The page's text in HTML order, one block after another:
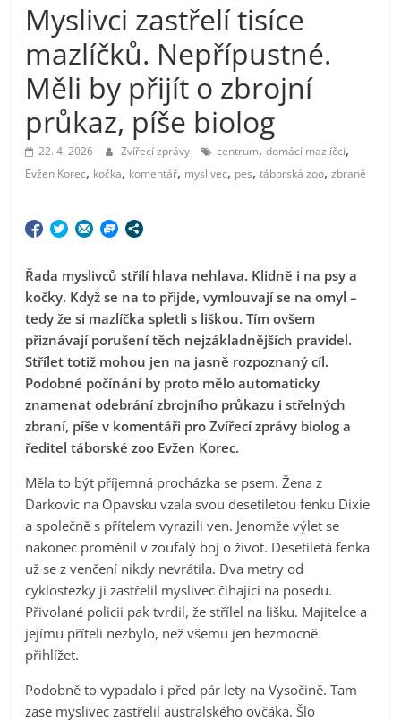
Myslivci zastřelí tisíce
mazlíčků. Nepřípustné.
Měli by přijít o zbrojní
průkaz, píše biolog
22. 4. 2026 Zvířecí zprávy centrum,domácí mazlíčci,
Evžen Korec, kočka, komentář, myslivec, pes,táborská zoo,zbraně
Řada myslivců střílí hlava nehlava. Klidně i na psy a
kočky. Když se na to přijde, vymlouvají se na omyl –
tedy že si mazlíčka spletli s liškou. Tím ovšem
přiznávají porušení těch nejzákladnějších pravidel.
Střílet totiž mohou jen na jasně rozpoznaný cíl.
Podobné počínání by proto mělo automaticky
znamenat odebrání zbrojního průkazu i střelných
zbraní, píše v komentáři pro Zvířecí zprávy biolog a
ředitel táborské zoo Evžen Korec.
Měla to být příjemná procházka se psem. Žena z
Darkovic na Opavsku vzala svou desetiletou fenku Dixie
a společně s přítelem vyrazili ven. Jenomže výlet se
nakonec proměnil v zoufalý boj o život. Desetiletá fenka
už se z venčení nikdy nevrátila. Dva metry od
cyklostezky ji zastřelil myslivec číhající na posedu.
Přivolané policii pak tvrdil, že střílel na lišku. Majitelce a
jejímu příteli nezbylo, než všemu jen bezmocně
přihlížet.
Podobně to vypadalo i před pár lety na Vysočině. Tam
zase myslivec zastřelil australského ovčáka. Šlo